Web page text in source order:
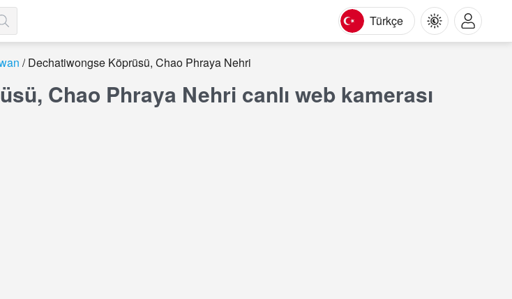
Türkçe
Dechatiwongse Köprüsü, Chao Phraya Nehri
Chao Phraya Nehri canlı web kamerası